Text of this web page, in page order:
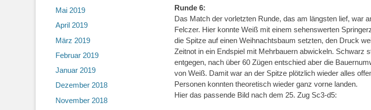
Runde 6:
Das Match der vorletzten Runde, das am längsten lief, war
Felczer. Hier konnte Weiß mit einem sehenswerten
die Spitze auf einen Weihnachtsbaum setzten, den Druck
Zeitnot in ein Endspiel mit Mehrbauern abwickeln. Schwarz
entgegen, nach über 60 Zügen entschied aber die
von Weiß. Damit war an der Spitze plötzlich wieder alles
Personen konnten theoretisch wieder ganz vorne landen.
Hier das passende Bild nach dem 25. Zug Sc3-d5:
Mai 2019
April 2019
März 2019
Februar 2019
Januar 2019
Dezember 2018
November 2018